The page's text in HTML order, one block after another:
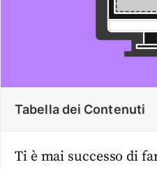
Tabella dei Contenuti
Ti è mai successo di